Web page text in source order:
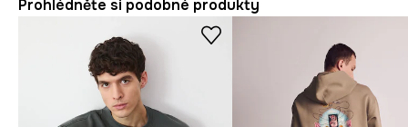
Prohlédněte si podobné produkty